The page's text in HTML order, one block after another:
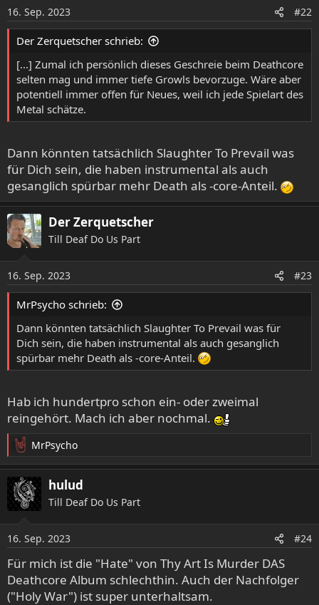
n
e
n
16. Sep. 2023 #22
Der Zerquetscher schrieb:
[...] Zumal ich persönlich dieses Geschreie beim Deathcore
selten mag und immer tiefe Growls bevorzuge. Wäre aber
potentiell immer offen für Neues, weil ich jede Spielart des
Metal schätze.
Dann könnten tatsächlich Slaughter To Prevail was
für Dich sein, die haben instrumental als auch
gesanglich spürbar mehr Death als -core-Anteil.
Der Zerquetscher
Till Deaf Do Us Part
16. Sep. 2023 #23
MrPsycho schrieb:
Dann könnten tatsächlich Slaughter To Prevail was für
Dich sein, die haben instrumental als auch gesanglich
spürbar mehr Death als -core-Anteil.
Hab ich hundertpro schon ein- oder zweimal
reingehört. Mach ich aber nochmal.
R
e
a
k
t
n
e
n
:
MrPsycho
hulud
Till Deaf Do Us Part
16. Sep. 2023 #24
Für mich ist die "Hate" von Thy Art Is Murder DAS
Deathcore Album schlechthin. Auch der Nachfolger
("Holy War") ist super unterhaltsam.